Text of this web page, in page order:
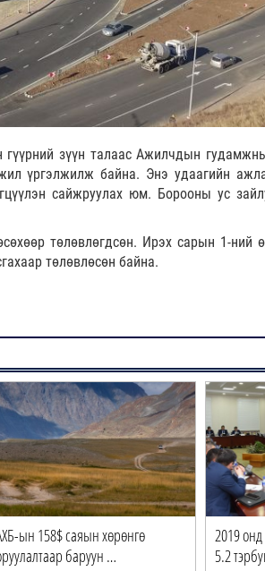
зүүн талаас Ажилчдын гудамжны
үргэлжилж байна. Энэ удаагийн
сайжруулах юм. Борооны ус
төлөвлөгдсөн. Ирэх сарын 1-ний
төлөвлөсөн байна.
ын 158$ саяын хөрөнгө
баруун …
2019
5.2